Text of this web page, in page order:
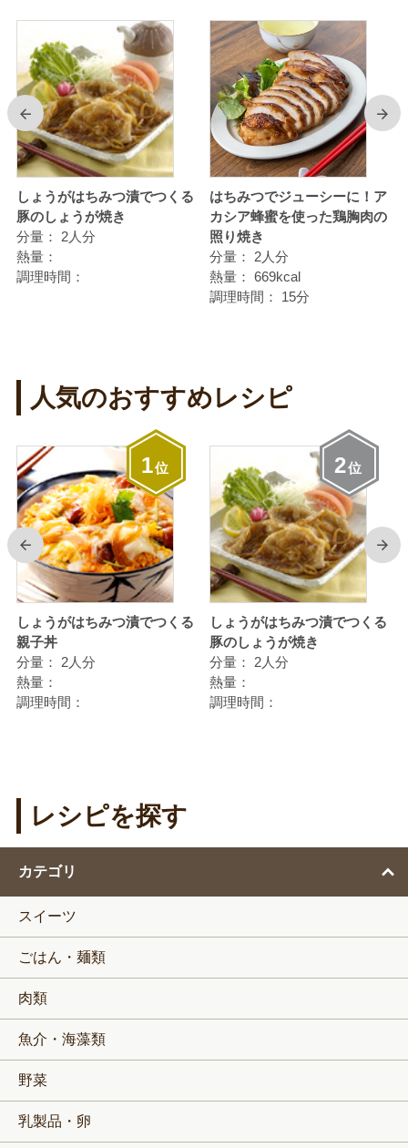
前
しょうがはちみつ漬でつくる
豚のしょうが焼き
分量：
2人分
熱量：
調理時間：
はちみつでジューシーに！ア
カシア蜂蜜を使った鶏胸肉の
照り焼き
分量：
2人分
熱量： 669kcal
調理時間：
15分
次
人気のおすすめレシピ
前
1位
しょうがはちみつ漬でつくる
親子丼
分量：
2人分
熱量：
調理時間：
2位
しょうがはちみつ漬でつくる
豚のしょうが焼き
分量：
2人分
熱量：
調理時間：
次
レシピを探す
カテゴリ
スイーツ
ごはん・麺類
肉類
魚介・海藻類
野菜
乳製品・卵